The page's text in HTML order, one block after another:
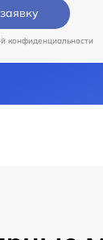
конфиденциальности